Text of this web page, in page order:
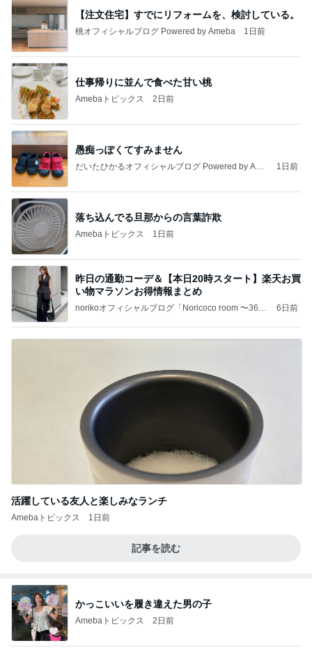
【注文住宅】すでにリフォームを、検討している。
桃オフィシャルブログ Powered by Ameba 1日前
仕事帰りに並んで食べた甘い桃
Amebaトピックス 2日前
愚痴っぽくてすみません
だいたひかるオフィシャルブログ Powered by Ame
1日前
落ち込んでる旦那からの言葉詐欺
Amebaトピックス 1日前
昨日の通勤コーデ＆【本日20時スタート】楽天お買
い物マラソンお得情報まとめ
norikoオフィシャルブログ「Noricoco room 〜365
6日前
活躍している友人と楽しみなランチ
Amebaトピックス 1日前
記事を読む
かっこいいを履き違えた男の子
Amebaトピックス 2日前